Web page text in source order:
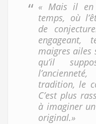
« Mais il en
temps, où
de
engageant,
maigres ailes
qu’il
tradition, le
C’est plus
à imaginer
original.»